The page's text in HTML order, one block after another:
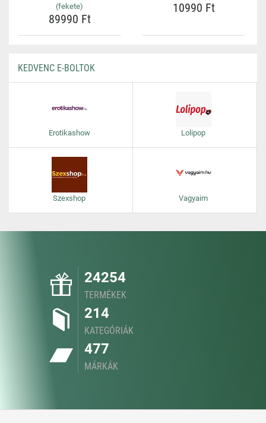
(fekete)
89990 Ft
10990 Ft
KEDVENC E-BOLTOK
Erotikashow Lolipop
Szexshop Vagyaim
24254
TERMÉKEK
214
KATEGÓRIÁK
477
MÁRKÁK